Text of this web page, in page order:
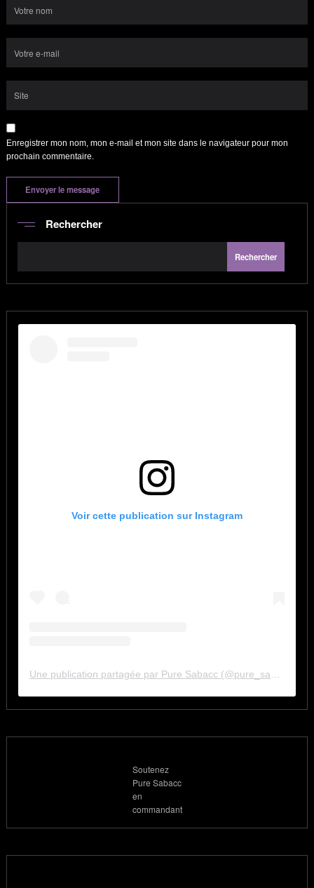
Enregistrer mon nom, mon e-mail et mon site dans le navigateur pour mon
prochain commentaire.
Rechercher
Rechercher
Voir cette publication sur Instagram
Soutenez
Pure Sabacc
en
commandant